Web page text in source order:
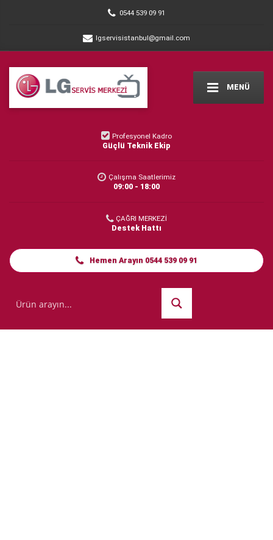
0544 539 09 91
lgservisistanbul@gmail.com
MENÜ
Profesyonel Kadro
Güçlü Teknik Ekip
Çalışma Saatlerimiz
09:00 - 18:00
ÇAĞRI MERKEZİ
Destek Hattı
Hemen Arayın 0544 539 09 91